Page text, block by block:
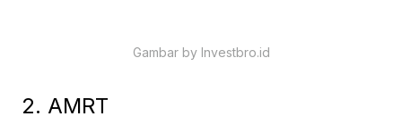
Gambar by Investbro.id
2. AMRT